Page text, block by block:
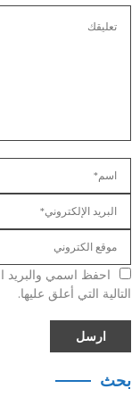
احفظ اسمي والبريد
التالية التي أعلق عليها.
بحث